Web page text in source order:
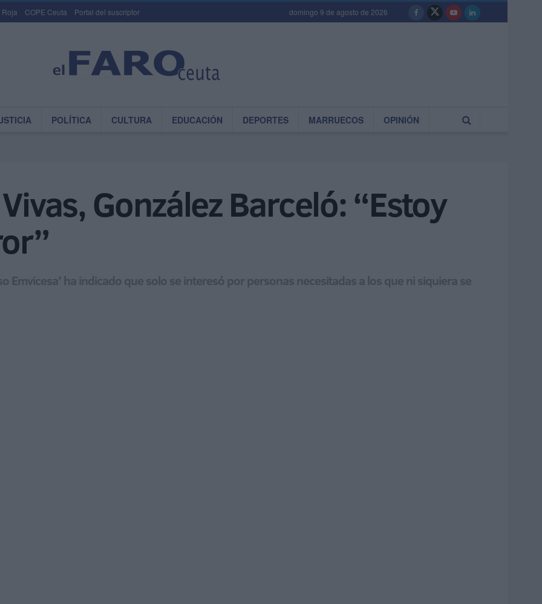
Roja COPE Ceuta Portal del suscriptor domingo 9 de agosto de 2026
POLÍTICA CULTURA EDUCACIÓN DEPORTES MARRUECOS OPINIÓN
González Barceló: “Estoy
Emvicesa’ ha indicado que solo se interesó por personas necesitadas a los que ni siquiera se